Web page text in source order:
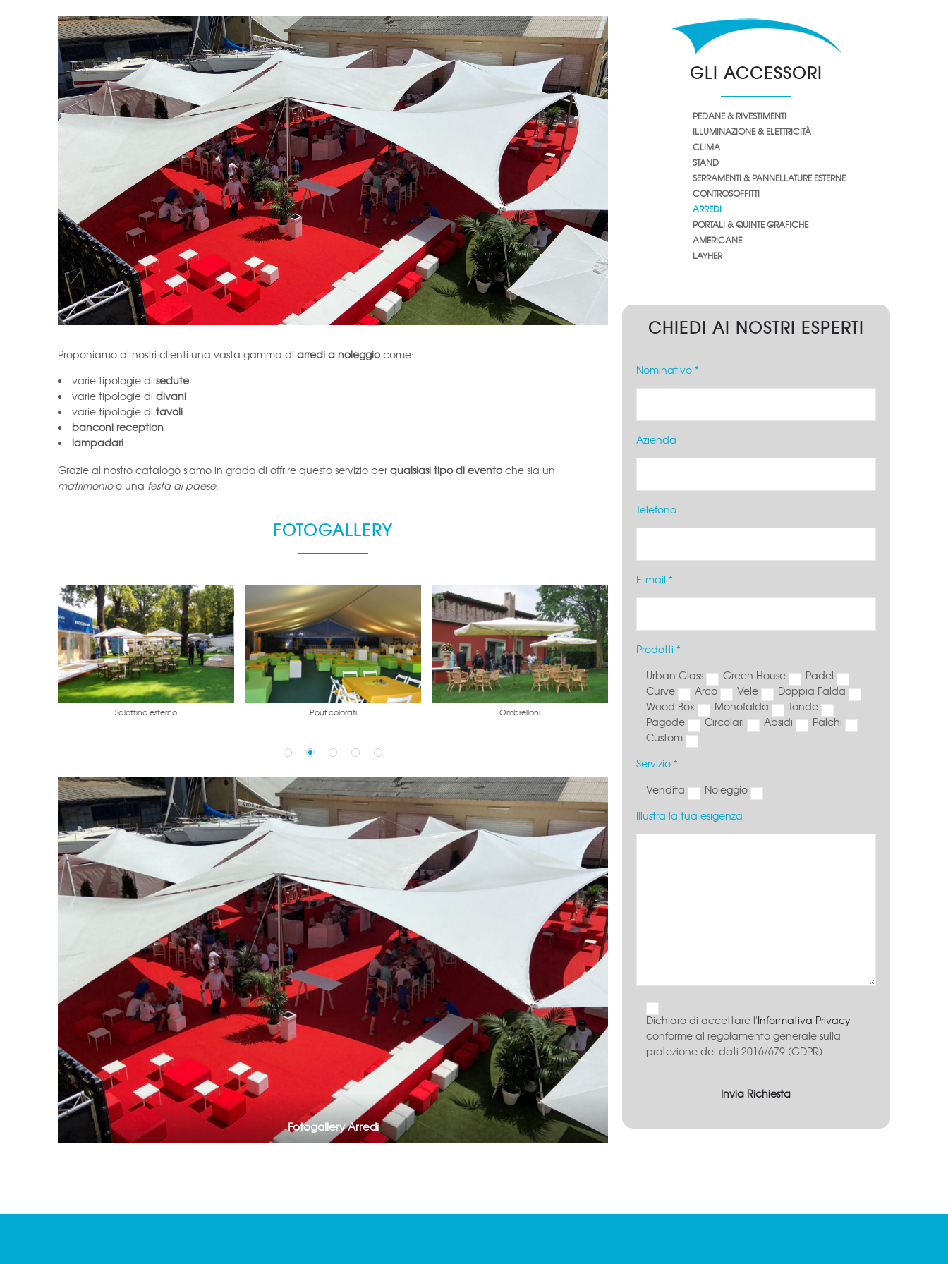
Proponiamo ai nostri clienti una vasta gamma di arredi a noleggio come:
varie tipologie di sedute
varie tipologie di divani
varie tipologie di tavoli
banconi reception
lampadari
Grazie al nostro catalogo siamo in grado di offrire questo servizio per qualsiasi tipo di evento che sia un
matrimonioo una festa di paese.
FOTOGALLERY
Salottino esterno Pouf colorati Ombrelloni Tavolini mangia in piedi e sgabelli
Fotogallery Arredi
GLI ACCESSORI
PEDANE & RIVESTIMENTI
ILLUMINAZIONE & ELETTRICITÀ
CLIMA
STAND
SERRAMENTI & PANNELLATURE ESTERNE
CONTROSOFFITTI
ARREDI
PORTALI & QUINTE GRAFICHE
AMERICANE
LAYHER
CHIEDI AI NOSTRI ESPERTI
Nominativo *
Azienda
Telefono
E-mail *
Prodotti *
Urban Glass
Green House
Padel
Curve
Arco Vele
Doppia Falda
Wood Box
Monofalda
Tonde
Pagode
Circolari Absidi
Palchi
Custom
Servizio *
Vendita
Noleggio
Illustra la tua esigenza
Dichiaro di accettare l'Informativa Privacy
conforme al regolamento generale sulla
protezione dei dati 2016/679 (GDPR).